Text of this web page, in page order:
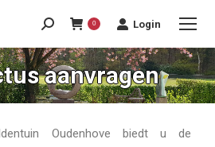
0 Login
aanvragen
Oudenhove biedt u de